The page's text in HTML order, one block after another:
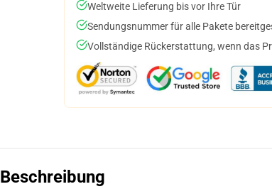
Weltweite Lieferung bis vor Ihre Tür
Sendungsnummer für alle Pakete
Vollständige Rückerstattung, wenn das
Beschreibung